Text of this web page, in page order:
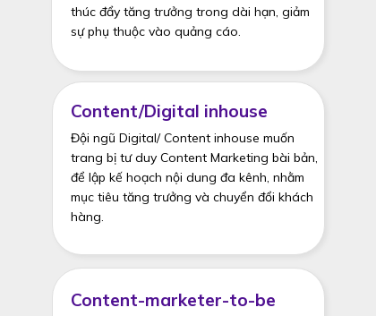
thúc đẩy tăng trưởng trong dài hạn, giảm
sự phụ thuộc vào quảng cáo.
Đội ngũ Digital/ Content inhouse muốn
trang bị tư duy Content Marketing bài bản,
để lập kế hoạch nội dung đa kênh, nhằm
mục tiêu tăng trưởng và chuyển đổi khách
hàng.
Content/Digital inhouse
Content-marketer-to-be